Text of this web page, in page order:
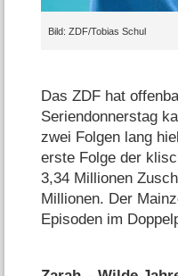
ZDF/​Tobias Schul
Das ZDF hat
Seriendonnerstag
zwei Folgen lang
erste Folge der
3,34 Millionen
Millionen. Der
Episoden im